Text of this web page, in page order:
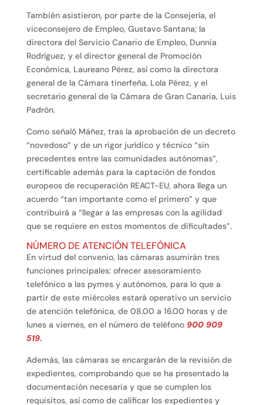
También asistieron, por parte de la Consejería, el
viceconsejero de Empleo, Gustavo Santana; la
directora del Servicio Canario de Empleo, Dunnia
Rodríguez, y el director general de Promoción
Económica, Laureano Pérez, así como la directora
general de la Cámara tinerfeña, Lola Pérez, y el
secretario general de la Cámara de Gran Canaria, Luis
Padrón.
Como señaló Máñez, tras la aprobación de un decreto
“novedoso” y de un rigor jurídico y técnico “sin
precedentes entre las comunidades autónomas”,
certificable además para la captación de fondos
europeos de recuperación REACT-EU, ahora llega un
acuerdo “tan importante como el primero” y que
contribuirá a “llegar a las empresas con la agilidad
que se requiere en estos momentos de dificultades”.
NÚMERO DE ATENCIÓN TELEFÓNICA
En virtud del convenio, las cámaras asumirán tres
funciones principales: ofrecer asesoramiento
telefónico a las pymes y autónomos, para lo que a
partir de este miércoles estará operativo un servicio
de atención telefónica, de 08.00 a 16.00 horas y de
lunes a viernes, en el número de teléfono 900 909
519.
Además, las cámaras se encargarán de la revisión de
expedientes, comprobando que se ha presentado la
documentación necesaria y que se cumplen los
requisitos, así como de calificar los expedientes y